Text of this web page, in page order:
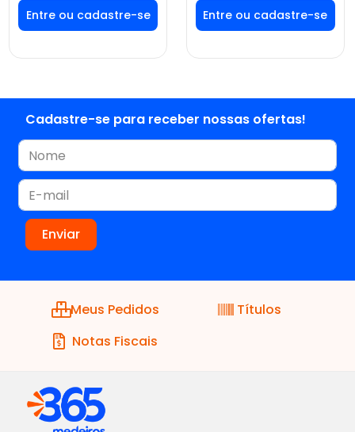
Faça seu login ou
cadastre-se para
ver preços e
Faça seu login ou
cadastre-se para
ver preços e
Cadastre-se para receber nossas ofertas!
Meus Pedidos
Títulos
Notas Fiscais